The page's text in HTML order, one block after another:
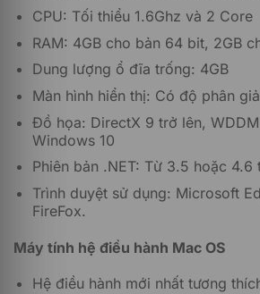
CPU: Tối thiểu 1.6Ghz và 2 Core
RAM: 4GB cho bản 64 bit, 2GB
Dung lượng ổ đĩa trống: 4GB
Màn hình hiển thị: Có độ phân
Đồ họa: DirectX 9 trở lên,
Windows 10
Phiên bản .NET: Từ 3.5 hoặc 4.6
Trình duyệt sử dụng: Microsoft
FireFox.
Máy tính hệ điều hành Mac OS
Hệ điều hành mới nhất tương